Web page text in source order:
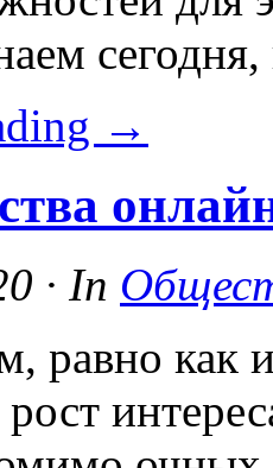
→
· In
равно как
рост